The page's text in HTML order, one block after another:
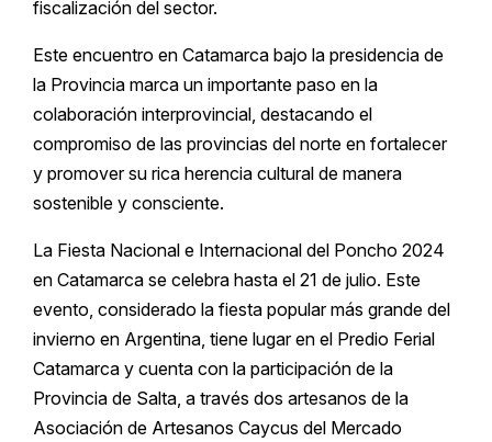
fiscalización del sector.
Este encuentro en Catamarca bajo la presidencia de
la Provincia marca un importante paso en la
colaboración interprovincial, destacando el
compromiso de las provincias del norte en fortalecer
y promover su rica herencia cultural de manera
sostenible y consciente.
La Fiesta Nacional e Internacional del Poncho 2024
en Catamarca se celebra hasta el 21 de julio. Este
evento, considerado la fiesta popular más grande del
invierno en Argentina, tiene lugar en el Predio Ferial
Catamarca y cuenta con la participación de la
Provincia de Salta, a través dos artesanos de la
Asociación de Artesanos Caycus del Mercado